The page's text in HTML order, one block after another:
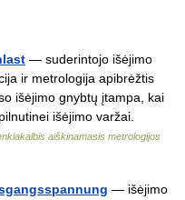
— suderintojo išėjimo
ir metrologija apibrėžtis
išėjimo gnybtų įtampa, kai
išėjimo varžai.
aiškinamasis metrologijos
— išėjimo